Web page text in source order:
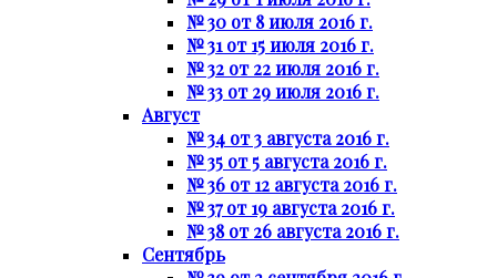
№ 30 от 8 июля 2016 г.
№ 31 от 15 июля 2016 г.
№ 32 от 22 июля 2016 г.
№ 33 от 29 июля 2016 г.
Август
№ 34 от 3 августа 2016 г.
№ 35 от 5 августа 2016 г.
№ 36 от 12 августа 2016 г.
№ 37 от 19 августа 2016 г.
№ 38 от 26 августа 2016 г.
Сентябрь